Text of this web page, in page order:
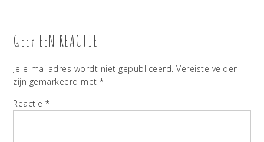
GEEF EEN REACTIE
Je e-mailadres wordt niet gepubliceerd. Vereiste velden
zijn gemarkeerd met*
Reactie*